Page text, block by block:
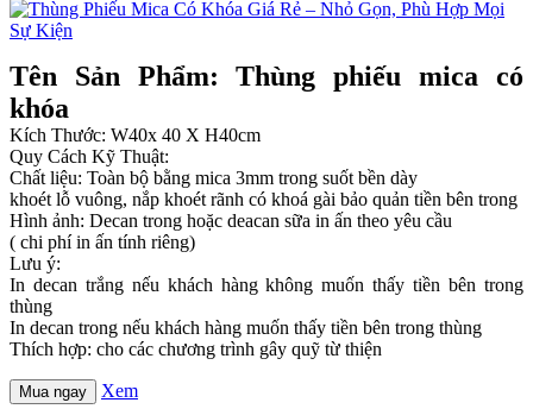
Tên Sản Phẩm: Thùng phiếu mica có
khóa
Kích Thước: W40x 40 X H40cm
Quy Cách Kỹ Thuật:
Chất liệu: Toàn bộ bằng mica 3mm trong suốt bền dày
khoét lỗ vuông, nắp khoét rãnh có khoá gài bảo quản tiền bên trong
Hình ảnh: Decan trong hoặc deacan sữa in ấn theo yêu cầu
( chi phí in ấn tính riêng)
Lưu ý:
In decan trắng nếu khách hàng không muốn thấy tiền bên trong
thùng
In decan trong nếu khách hàng muốn thấy tiền bên trong thùng
Thích hợp: cho các chương trình gây quỹ từ thiện
Mua ngay Xem